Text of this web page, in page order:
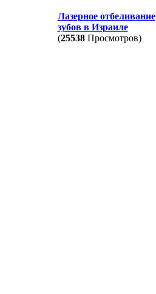
Лазерное отбеливание
зубов в Израиле
(25538Просмотров)